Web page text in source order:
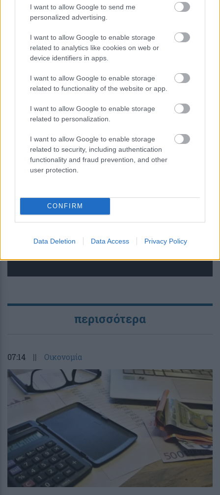
I want to allow Google to send me
personalized advertising.
I want to allow Google to enable storage
related to analytics like cookies on web or
device identifiers in apps.
I want to allow Google to enable storage
related to functionality of the website or app.
I want to allow Google to enable storage
related to personalization.
I want to allow Google to enable storage
related to security, including authentication
functionality and fraud prevention, and other
user protection.
CONFIRM
Data Deletion Data Access Privacy Policy
UNC6671: Η νέα απειλή που κλέβει
δεδομένα από το Microsoft 365 με
ελληνική μυθολογία; Μπορείτε να
απαντήσετε σωστά και στις 3
ερωτήσεις;
περισσότερα
07:14 || Οικονομία